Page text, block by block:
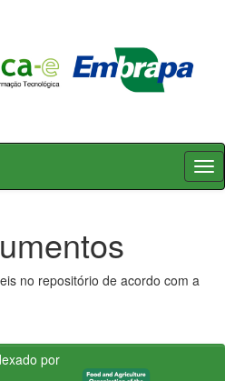
no repositório de acordo com a
por